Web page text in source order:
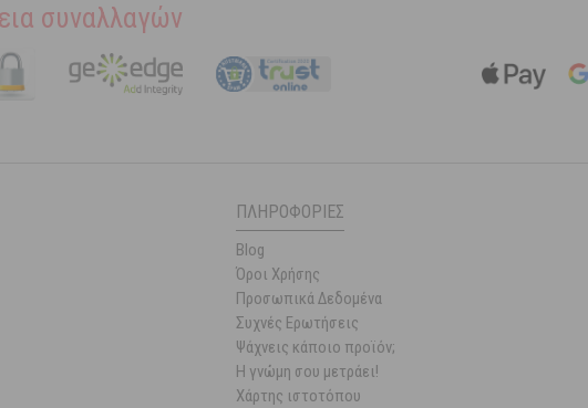
συναλλαγών
ΠΛΗΡΟΦΟΡΊΕΣ
Blog
Όροι Χρήσης
Προσωπικά Δεδομένα
Συχνές Ερωτήσεις
Ψάχνεις κάποιο προϊόν;
Η γνώμη σου μετράει!
Χάρτης ιστοτόπου